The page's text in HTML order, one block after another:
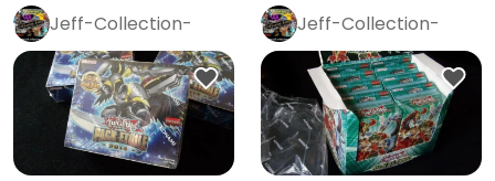
Jeff-Collection-
Rétro Pro
Jeff-Collection-
Rétro Pro